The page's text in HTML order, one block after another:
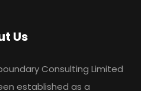
Us
Consulting Limited
established as a